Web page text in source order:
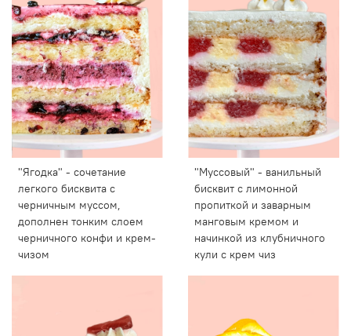
"Ягодка" - сочетание
легкого бисквита с
черничным муссом,
дополнен тонким слоем
черничного конфи и крем-
чизом
"Муссовый" - ванильный
бисквит с лимонной
пропиткой и заварным
манговым кремом и
начинкой из клубничного
кули с крем чиз